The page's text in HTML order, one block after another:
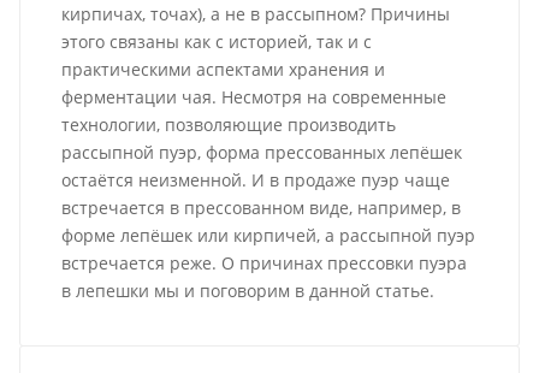
кирпичах, точах), а не в рассыпном? Причины
этого связаны как с историей, так и с
практическими аспектами хранения и
ферментации чая. Несмотря на современные
технологии, позволяющие производить
рассыпной пуэр, форма прессованных лепёшек
остаётся неизменной. И в продаже пуэр чаще
встречается в прессованном виде, например, в
форме лепёшек или кирпичей, а рассыпной пуэр
встречается реже. О причинах прессовки пуэра
в лепешки мы и поговорим в данной статье.